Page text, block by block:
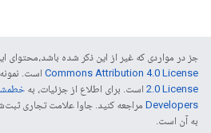
جز در مواردی که غیر از این ذکر شده
Commons Attribution 4.0 License است.
2.0 License است. برای اطلاع از جزئیات، به
Developers‏
به آن است.